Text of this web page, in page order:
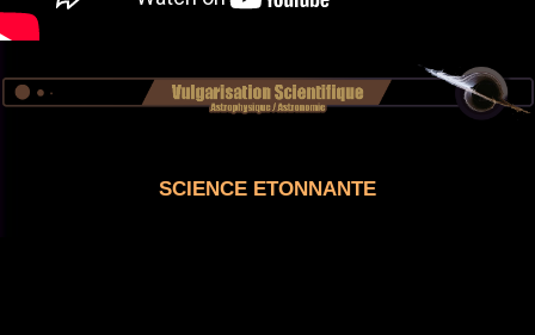
SCIENCE ETONNANTE